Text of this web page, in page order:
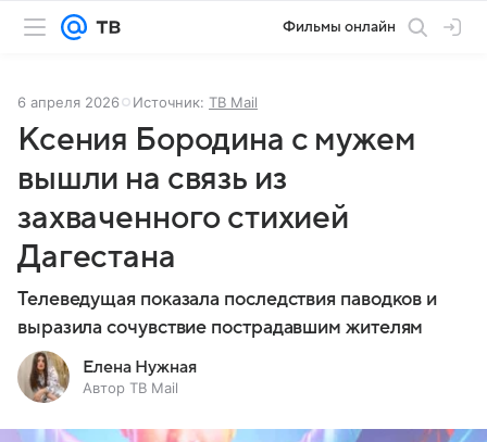
Фильмы онлайн
6 апреля 2026 Источник: ТВ Mail
Ксения Бородина с мужем
вышли на связь из
захваченного стихией
Дагестана
Телеведущая показала последствия паводков и
выразила сочувствие пострадавшим жителям
Елена Нужная
Автор ТВ Mail